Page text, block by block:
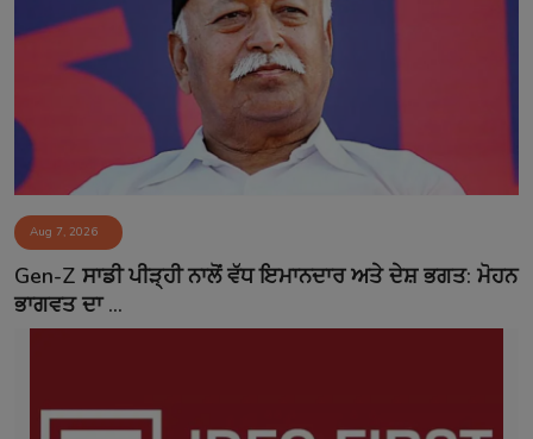
Aug 7, 2026
Gen-Z ਸਾਡੀ ਪੀੜ੍ਹੀ ਨਾਲੋਂ ਵੱਧ ਇਮਾਨਦਾਰ ਅਤੇ ਦੇਸ਼ ਭਗਤ: ਮੋਹਨ
ਭਾਗਵਤ ਦਾ ...